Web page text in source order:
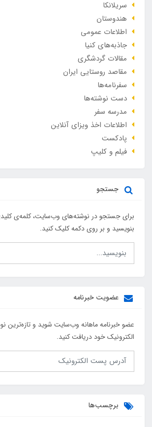
سریلانکا
هندوستان
اطلاعات عمومی
جاذبه‌های کنیا
مقالات گردشگری
مقاصد روستایی ایران
سفرنامه‌ها
دست نوشته‌ها
مدرسه سفر
اطلاعات اخذ ویزای آنلاین
پادکست
فیلم و کلیپ
جستجو
برای جستجو در نوشته‌های وب‌سایت، کلمه‌ی
بنویسید و بر روی دکمه کلیک کنید.
عضویت خبرنامه
عضو خبرنامه ماهانه وب‌سایت شوید و تازه‌ترین
الکترونیک خود دریافت کنید.
برچسب‌ها